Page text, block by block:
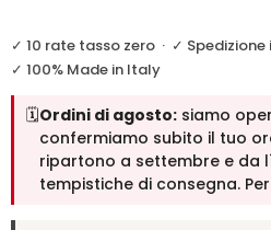
✓ 10 rate tasso zero · ✓
✓ 100% Made in Italy
🗓️Ordini di agosto: siamo
confermiamo subito il tuo
ripartono a settembre e da
tempistiche di consegna.